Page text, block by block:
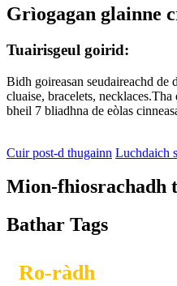
Grìogagan glainne
Tuairisgeul goirid:
Bidh goireasan seudaireachd de
cluaise, bracelets,
bheil 7 bliadhna de eòlas
Cuir post-d thugainn Luchdaich
Mion-fhiosrachadh
Bathar Tags
Ro-ràdh